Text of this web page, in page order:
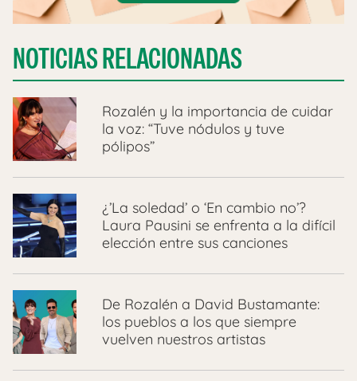
NOTICIAS RELACIONADAS
Rozalén y la importancia de cuidar
la voz: “Tuve nódulos y tuve
pólipos”
¿’La soledad’ o ‘En cambio no’?
Laura Pausini se enfrenta a la difícil
elección entre sus canciones
De Rozalén a David Bustamante:
los pueblos a los que siempre
vuelven nuestros artistas